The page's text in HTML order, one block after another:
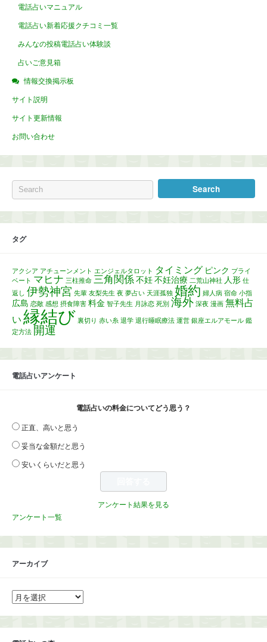
電話占いマニュアル
電話占い新着応援クチコミ一覧
みんなの投稿電話占い体験談
占いご意見箱
情報交換掲示板
サイト説明
サイト更新情報
お問い合わせ
タグ
アクシア アチューンメント エンジェルタロット タイミング ピンク プライ
ベート マヒナ 三柱推命 三角関係 不妊 不妊治療 二荒山神社 人形 仕
返し 伊勢神宮 先輩 友梨先生 夜 夢占い 天涯孤独 婚約 婦人病 宿命 小指
広島 恋敵 感想 摂食障害 料金 智子先生 月詠恋 死別 海外 深夜 漫画 無料占
い 縁結び 裏切り 赤い糸 退学 退行睡眠療法 運営 銀座エルアモール 鑑
定方法 開運
電話占いアンケート
電話占いの料金についてどう思う？
正直、高いと思う
妥当な金額だと思う
安いくらいだと思う
アンケート結果を見る
アンケート一覧
アーカイブ
ア
ー
イ